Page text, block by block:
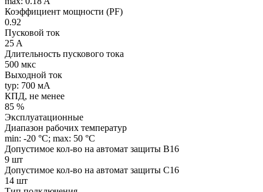
Коэффициент мощности (PF)
0.92
Пусковой ток
25 A
Длительность пускового тока
500 мкс
Выходной ток
typ: 700 мA
КПД, не менее
85 %
Эксплуатационные
Диапазон рабочих температур
min: -20 °C; max: 50 °C
Допустимое кол-во на автомат защиты B16
9 шт
Допустимое кол-во на автомат защиты C16
14 шт